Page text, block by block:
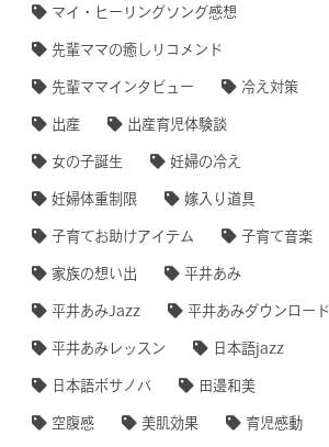
マイ・ヒーリングソング感想
先輩ママの癒しリコメンド
先輩ママインタビュー 冷え対策
出産 出産育児体験談
女の子誕生 妊婦の冷え
妊婦体重制限 嫁入り道具
子育てお助けアイテム 子育て音楽
家族の想い出 平井あみ
平井あみJazz 平井あみダウンロード
平井あみレッスン 日本語jazz
日本語ボサノバ 田邊和美
空腹感 美肌効果 育児感動